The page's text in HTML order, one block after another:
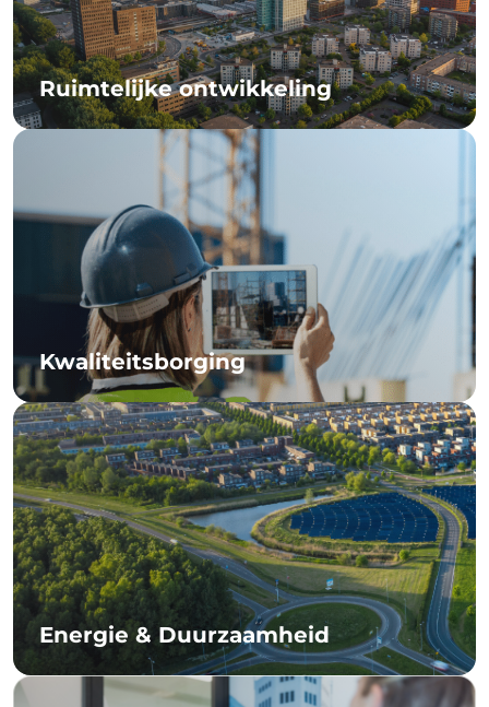
Ruimtelijke ontwikkeling
Kwaliteitsborging
Energie & Duurzaamheid